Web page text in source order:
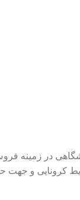
سابقه تجربه
کرونایی و جهت